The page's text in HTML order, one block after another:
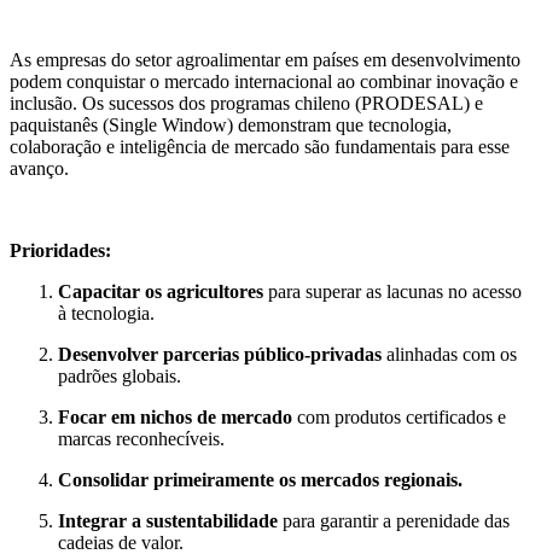
As empresas do setor agroalimentar em países em desenvolvimento
podem conquistar o mercado internacional ao combinar inovação e
inclusão. Os sucessos dos programas chileno (PRODESAL) e
paquistanês (Single Window) demonstram que tecnologia,
colaboração e inteligência de mercado são fundamentais para esse
avanço.
Prioridades:
Capacitar os agricultores para superar as lacunas no acesso
à tecnologia.
Desenvolver parcerias público-privadas alinhadas com os
padrões globais.
Focar em nichos de mercado com produtos certificados e
marcas reconhecíveis.
Consolidar primeiramente os mercados regionais.
Integrar a sustentabilidade para garantir a perenidade das
cadeias de valor.